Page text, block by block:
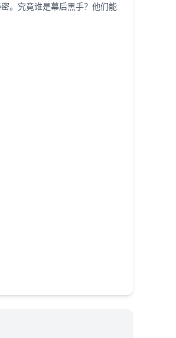
。究竟谁是幕后黑手？他们能